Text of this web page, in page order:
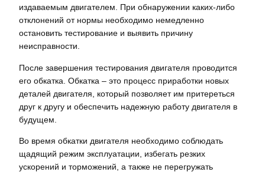
издаваемым двигателем. При обнаружении каких-либо
отклонений от нормы необходимо немедленно
остановить тестирование и выявить причину
неисправности.
После завершения тестирования двигателя проводится
его обкатка. Обкатка – это процесс приработки новых
деталей двигателя, который позволяет им притереться
друг к другу и обеспечить надежную работу двигателя в
будущем.
Во время обкатки двигателя необходимо соблюдать
щадящий режим эксплуатации, избегать резких
ускорений и торможений, а также не перегружать